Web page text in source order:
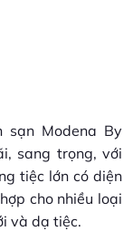
sạn Modena By
sang trọng, với
tiệc lớn có diện
cho nhiều loại
và dạ tiệc.